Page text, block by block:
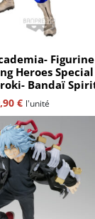
Figurine
Heroes Special
Bandaï
€ l'unité